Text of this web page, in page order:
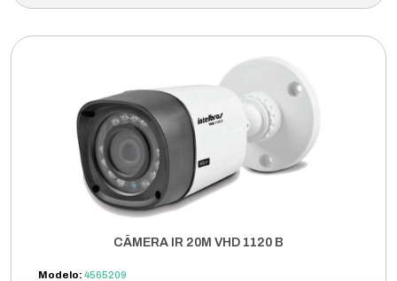
CÂMERA IR 20M VHD 1120 B
Modelo: 4565209